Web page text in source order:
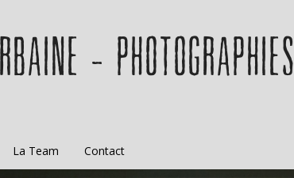
- PHOTOGRAPHIES
La Team Contact